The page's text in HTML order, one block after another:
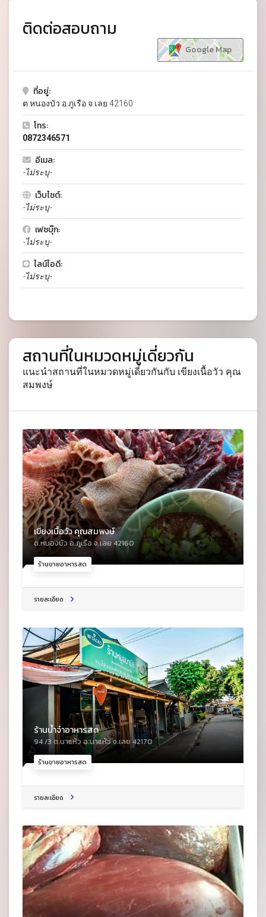
ติดต่อสอบถาม
Google Map
ที่อยู่:
ต.หนองบัว อ.ภูเรือ จ.เลย 42160
โทร:
0872346571
อีเมล:
-ไม่ระบุ-
เว็บไซต์:
-ไม่ระบุ-
เฟซบุ๊ก:
-ไม่ระบุ-
ไลน์ไอดี:
-ไม่ระบุ-
สถานที่ในหมวดหมู่เดี่ยวกัน
แนะนำสถานที่ในหมวดหมู่เดี่ยวกันกับ เขียงเนื้อวัว คุณ
สมพงษ์
ร้านขายอาหารสด
เขียงเนื้อวัว คุณสมพงษ์
ต.หนองบัว อ.ภูเรือ จ.เลย 42160
รายละเอียด
ร้านขายอาหารสด
ร้านน้ำจ๋าอาหารสด
94 /3 ต.นาแห้ว อ.นาแห้ว จ.เลย 42170
รายละเอียด